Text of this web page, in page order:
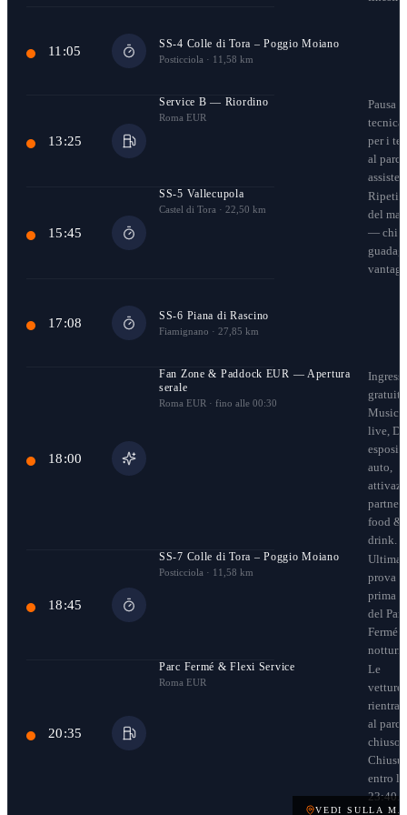
11:05 SS-4 Colle di Tora – Poggio Moiano
Posticciola · 11,58 km
13:25
Service B — Riordino
Roma EUR
Pausa
tecnica
per i
al parco
15:45
SS-5 Vallecupola
Castel di Tora · 22,50 km
del
— chi
17:08 SS-6 Piana di Rascino
Fiamignano · 27,85 km
18:00
Fan Zone & Paddock EUR — Apertura
serale
Roma EUR · fino alle 00:30
Musica
live, DJ
auto,
partner,
food &
drink.
18:45
SS-7 Colle di Tora – Poggio Moiano
Posticciola · 11,58 km
Ultima
prova
prima
del Parc
Fermé
20:35
Parc Fermé & Flexi Service
Roma EUR
Le
vetture
al parco
chiuso.
entro le
23:40.
VEDI SULLA